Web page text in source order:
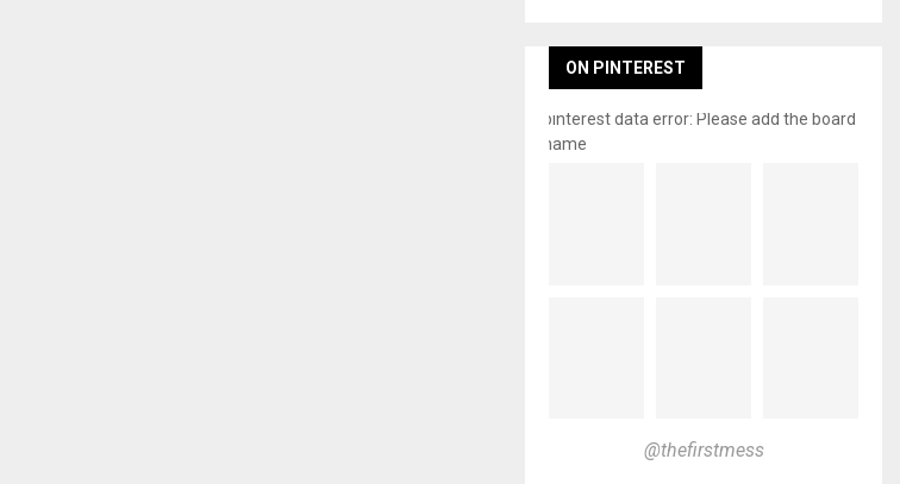
ON PINTEREST
pinterest data error: Please add the board
name
@thefirstmess